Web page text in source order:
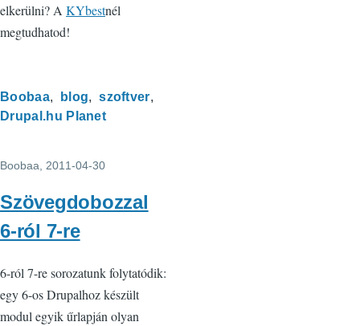
elkerülni? A KYbestnél
megtudhatod!
Boobaa blog
szoftver
Drupal.hu Planet
Boobaa , 2011-04-30
Szövegdobozzal
6-ról 7-re
6-ról 7-re sorozatunk folytatódik:
egy 6-os Drupalhoz készült
modul egyik űrlapján olyan